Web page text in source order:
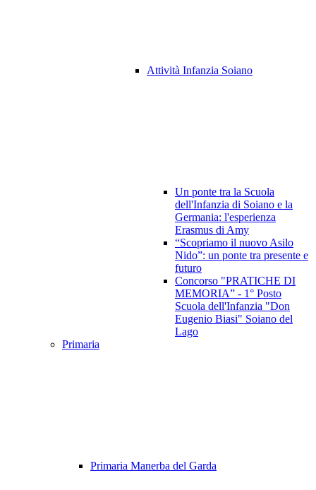
Attività Infanzia Soiano
Un ponte tra la Scuola
dell'Infanzia di Soiano e la
Germania: l'esperienza
Erasmus di Amy
“Scopriamo il nuovo Asilo
Nido”: un ponte tra presente e
futuro
Concorso "PRATICHE DI
MEMORIA” - 1° Posto
Scuola dell'Infanzia "Don
Eugenio Biasi" Soiano del
Lago
Primaria
Primaria Manerba del Garda